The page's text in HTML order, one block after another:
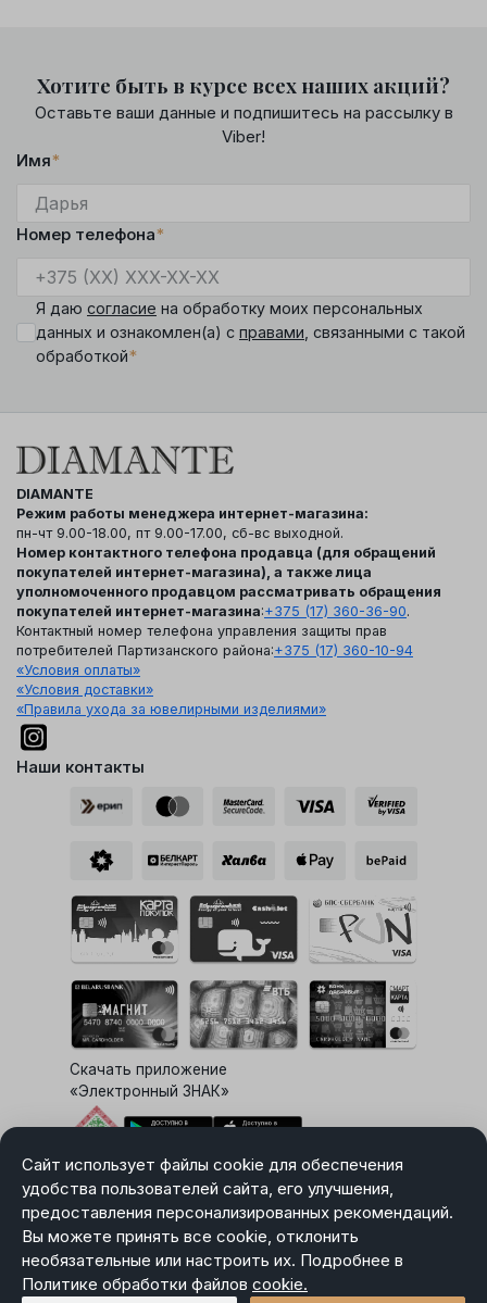
Сайт использует файлы cookie для обеспечения
удобства пользователей сайта, его улучшения,
предоставления персонализированных рекомендаций.
Вы можете принять все cookie, отклонить
необязательные или настроить их. Подробнее в
Политике обработки файлов cookie.
Хотите быть в курсе всех наших акций?
Оставьте ваши данные и подпишитесь на рассылку в
Viber!
Имя*
Номер телефона*
Я даю согласие на обработку моих персональных
данных и ознакомлен(а) с правами , связанными с такой
обработкой*
DIAMANTE
Режим работы менеджера интернет-магазина:
пн-чт 9.00-18.00, пт 9.00-17.00, сб-вс выходной.
Номер контактного телефона продавца (для обращений
покупателей интернет-магазина), а также лица
уполномоченного продавцом рассматривать обращения
покупателей интернет-магазина:+375 (17) 360-36-90.
Контактный номер телефона управления защиты прав
потребителей Партизанского района:+375 (17) 360-10-94
«Условия оплаты»
«Условия доставки»
«Правила ухода за ювелирными изделиями»
Наши контакты
Скачать приложение
«Электронный ЗНАК»
Выбор настроек Cookie
Карта сайта
Политика в отношении обработки персональных данных